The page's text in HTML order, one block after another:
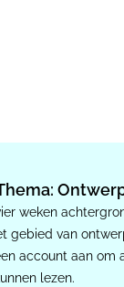
weken
gebied van
account aan om
lezen.